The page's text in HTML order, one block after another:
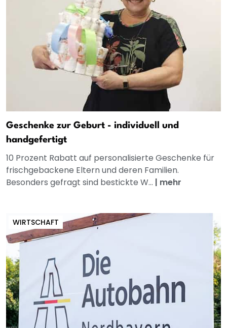
Geschenke zur Geburt - individuell und
handgefertigt
10 Prozent Rabatt auf personalisierte Geschenke für
frischgebackene Eltern und deren Familien.
Besonders gefragt sind bestickte W... | mehr
WIRTSCHAFT